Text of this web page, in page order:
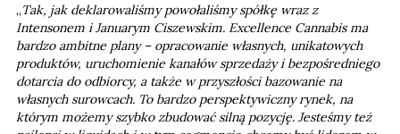
„Tak, jak deklarowaliśmy powołaliśmy spółkę wraz z
Intensonem i Januarym Ciszewskim. Excellence Cannabis ma
bardzo ambitne plany – opracowanie własnych, unikatowych
produktów, uruchomienie kanałów sprzedaży i bezpośredniego
dotarcia do odbiorcy, a także w przyszłości bazowanie na
własnych surowcach. To bardzo perspektywiczny rynek, na
którym możemy szybko zbudować silną pozycję. Jesteśmy też